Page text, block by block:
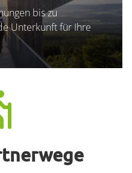
bis zu
Unterkunft für Ihre